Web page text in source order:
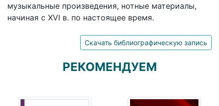
музыкальные произведения, нотные материалы,
начиная с XVI в. по настоящее время.
Скачать библиографическую запись
РЕКОМЕНДУЕМ